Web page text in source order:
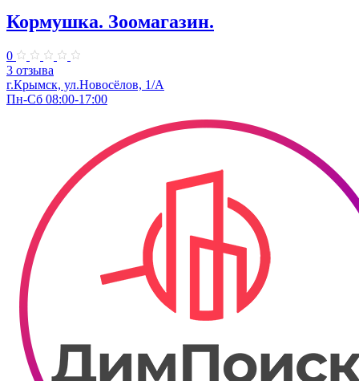
Кормушка. Зоомагазин.
0
3 отзыва
г.Крымск, ул.Новосёлов, 1/А
Пн-Сб 08:00-17:00